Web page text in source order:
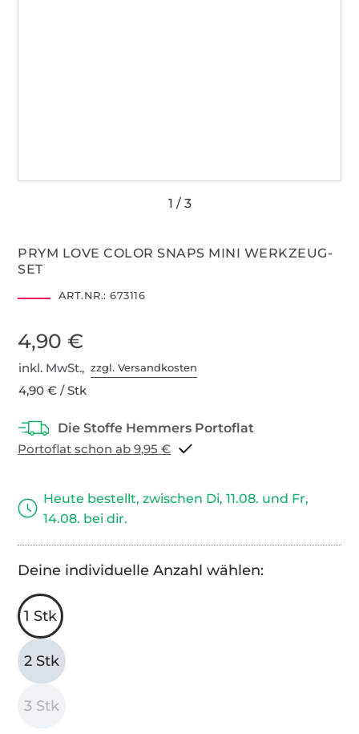
PRYM LOVE COLOR SNAPS MINI WERKZEUG-
SET
ART.NR.: 673116
4,90 €
inkl. MwSt.,zzgl. Versandkosten
4,90 € / Stk
Portoflat schon ab 9,95 €
Heute bestellt, zwischen Di, 11.08. und Fr,
14.08. bei dir.
Deine individuelle Anzahl wählen:
1 Stk
2 Stk
3 Stk